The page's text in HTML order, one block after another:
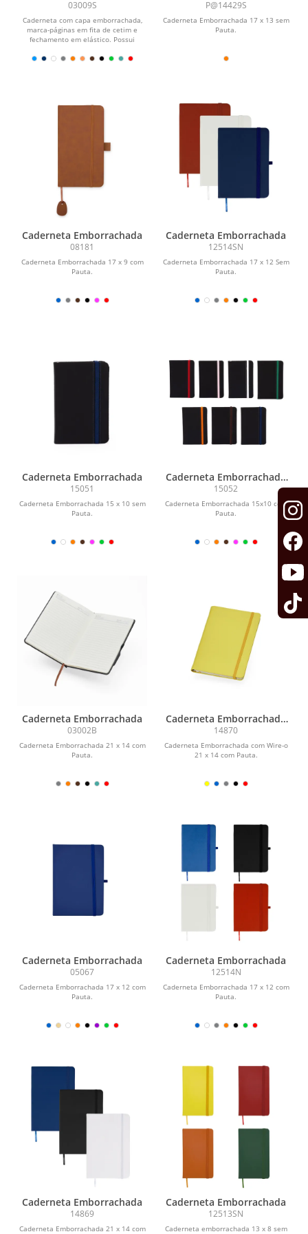
03009S
Caderneta com capa emborrachada,
marca-páginas em fita de cetim e
fechamento em elástico. Possui
com Porta Caneta
P@14429S
Caderneta Emborrachada 17 x 13 sem
Pauta.
Caderneta Emborrachada
08181
Caderneta Emborrachada 17 x 9 com
Pauta.
Caderneta Emborrachada
12514SN
Caderneta Emborrachada 17 x 12 Sem
Pauta.
Caderneta Emborrachada
15051
Caderneta Emborrachada 15 x 10 sem
Pauta.
Caderneta Emborrachada
com Pauta
15052
Caderneta Emborrachada 15x10 com
Pauta.
Caderneta Emborrachada
03002B
Caderneta Emborrachada 21 x 14 com
Pauta.
Caderneta Emborrachada
com Wire-o
14870
Caderneta Emborrachada com Wire-o
21 x 14 com Pauta.
Caderneta Emborrachada
05067
Caderneta Emborrachada 17 x 12 com
Pauta.
Caderneta Emborrachada
12514N
Caderneta Emborrachada 17 x 12 com
Pauta.
Caderneta Emborrachada
14869
Caderneta Emborrachada 21 x 14 com
Caderneta Emborrachada
12513SN
Caderneta emborrachada 13 x 8 sem